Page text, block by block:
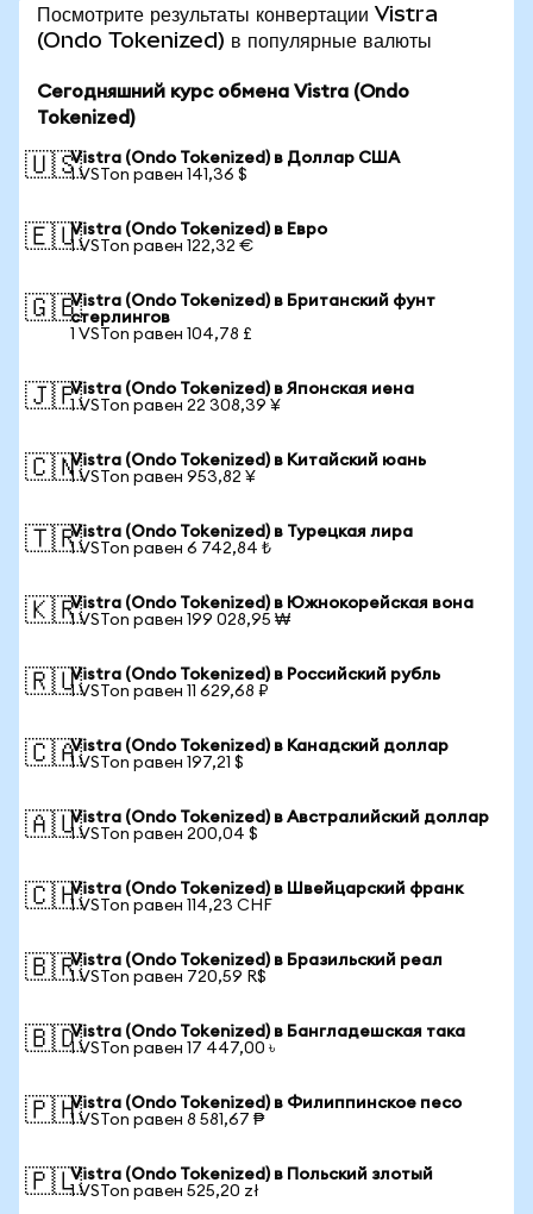
Посмотрите результаты конвертации Vistra
(Ondo Tokenized) в популярные валюты
Сегодняшний курс обмена Vistra (Ondo
Tokenized)
🇺🇸Vistra (Ondo Tokenized) в Доллар США
1 VSTon равен 141,36 $
🇪🇺Vistra (Ondo Tokenized) в Евро
1 VSTon равен 122,32 €
🇬🇧Vistra (Ondo Tokenized) в Британский фунт
стерлингов
1 VSTon равен 104,78 £
🇯🇵Vistra (Ondo Tokenized) в Японская иена
1 VSTon равен 22 308,39 ¥
🇨🇳Vistra (Ondo Tokenized) в Китайский юань
1 VSTon равен 953,82 ¥
🇹🇷Vistra (Ondo Tokenized) в Турецкая лира
1 VSTon равен 6 742,84 ₺
🇰🇷Vistra (Ondo Tokenized) в Южнокорейская вона
1 VSTon равен 199 028,95 ₩
🇷🇺Vistra (Ondo Tokenized) в Российский рубль
1 VSTon равен 11 629,68 ₽
🇨🇦Vistra (Ondo Tokenized) в Канадский доллар
1 VSTon равен 197,21 $
🇦🇺Vistra (Ondo Tokenized) в Австралийский доллар
1 VSTon равен 200,04 $
🇨🇭Vistra (Ondo Tokenized) в Швейцарский франк
1 VSTon равен 114,23 CHF
🇧🇷Vistra (Ondo Tokenized) в Бразильский реал
1 VSTon равен 720,59 R$
🇧🇩Vistra (Ondo Tokenized) в Бангладешская така
1 VSTon равен 17 447,00 ৳
🇵🇭Vistra (Ondo Tokenized) в Филиппинское песо
1 VSTon равен 8 581,67 ₱
🇵🇱Vistra (Ondo Tokenized) в Польский злотый
1 VSTon равен 525,20 zł